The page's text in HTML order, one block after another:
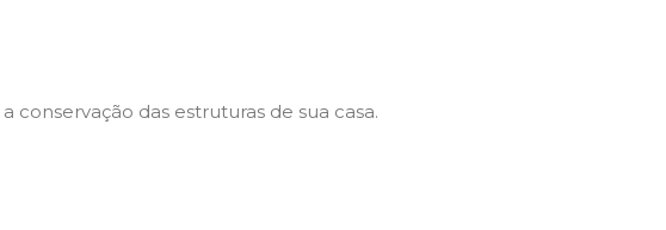
das estruturas de sua casa.